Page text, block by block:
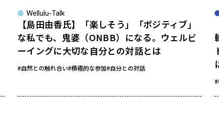
Wellulu-Talk
【島田由香氏】「楽しそう」「ポジティブ」
な私でも、鬼婆（ONBB）になる。ウェルビ
ーイングに大切な自分との対話とは
#自然との触れ合い#積極的な参加#自分との対話